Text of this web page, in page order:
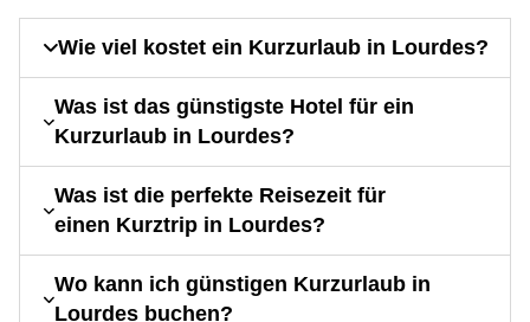
Wie viel kostet ein Kurzurlaub in Lourdes?
Was ist das günstigste Hotel für ein
Kurzurlaub in Lourdes?
Was ist die perfekte Reisezeit für
einen Kurztrip in Lourdes?
Wo kann ich günstigen Kurzurlaub in
Lourdes buchen?